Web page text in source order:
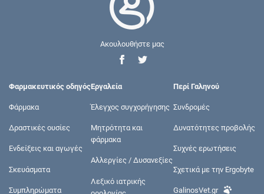
Ακουλουθήστε μας
Φαρμακευτικός οδηγός
Φάρμακα
Δραστικές ουσίες
Ενδείξεις και αγωγές
Σκευάσματα
Συμπληρώματα
Εργαλεία
Έλεγχος συγχορήγησης
Μητρότητα και
φάρμακα
Αλλεργίες / Δυσανεξίες
Λεξικό ιατρικής
Περί Γαληνού
Συνδρομές
Δυνατότητες προβολής
Συχνές ερωτήσεις
Σχετικά με την Ergobyte
GalinosVet.gr